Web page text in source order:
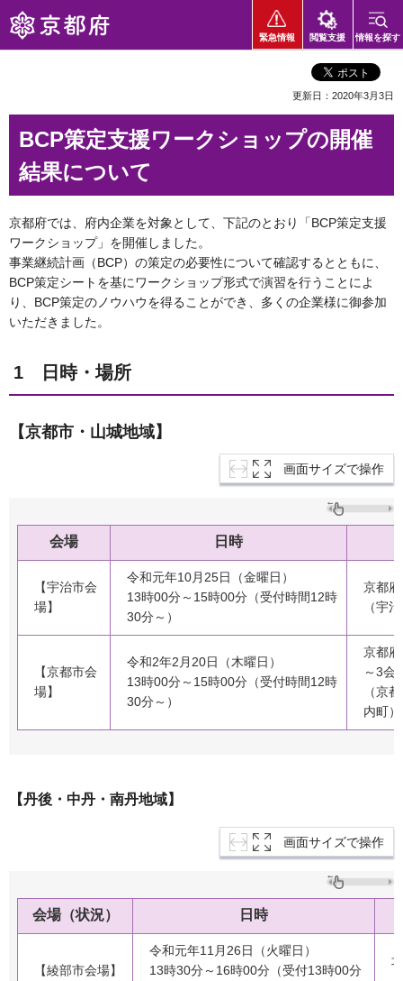
京都府
緊急情報 閲覧支援 情報を探す
更新日：2020年3月3日
BCP策定支援ワークショップの開催
結果について
京都府では、府内企業を対象として、下記のとおり「BCP策定支援
ワークショップ」を開催しました。
事業継続計画（BCP）の策定の必要性について確認するとともに、
BCP策定シートを基にワークショップ形式で演習を行うことによ
り、BCP策定のノウハウを得ることができ、多くの企業様に御参加
いただきました。
1 日時・場所
【京都市・山城地域】
画面サイズで操作
会場 日時
【宇治市会
場】
令和元年10月25日（金曜日）
13時00分～15時00分（受付時間12時
30分～）
京都
（宇
【京都市会
場】
令和2年2月20日（木曜日）
13時00分～15時00分（受付時間12時
30分～）
京都
～3会
（京
内町）
【丹後・中丹・南丹地域】
画面サイズで操作
会場（状況） 日時
【綾部市会場】
令和元年11月26日（火曜日）
13時30分～16時00分（受付13時00分